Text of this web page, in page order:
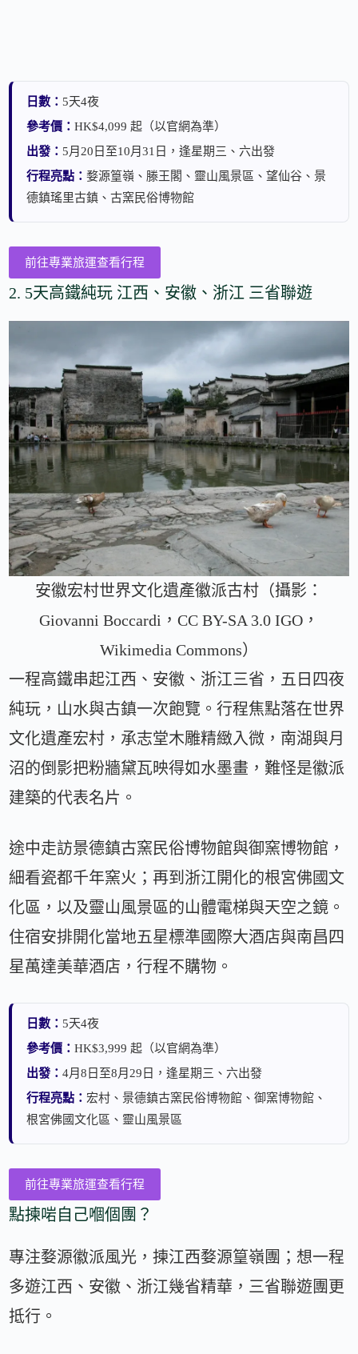
日數： 5天4夜
參考價：HK$4,099 起（以官網為準）
出發： 5月20日至10月31日，逢星期三、六出發
行程亮點：婺源篁嶺、滕王閣、靈山風景區、望仙谷、景
德鎮瑤里古鎮、古窯民俗博物館
前往專業旅運查看行程
2. 5天高鐵純玩 江西、安徽、浙江 三省聯遊
安徽宏村世界文化遺產徽派古村（攝影：
Giovanni Boccardi，CC BY-SA 3.0 IGO，
Wikimedia Commons）
一程高鐵串起江西、安徽、浙江三省，五日四夜
純玩，山水與古鎮一次飽覽。行程焦點落在世界
文化遺產宏村，承志堂木雕精緻入微，南湖與月
沼的倒影把粉牆黛瓦映得如水墨畫，難怪是徽派
建築的代表名片。
途中走訪景德鎮古窯民俗博物館與御窯博物館，
細看瓷都千年窯火；再到浙江開化的根宮佛國文
化區，以及靈山風景區的山體電梯與天空之鏡。
住宿安排開化當地五星標準國際大酒店與南昌四
星萬達美華酒店，行程不購物。
日數： 5天4夜
參考價：HK$3,999 起（以官網為準）
出發：4月8日至8月29日，逢星期三、六出發
行程亮點： 宏村、景德鎮古窯民俗博物館、御窯博物館、
根宮佛國文化區、靈山風景區
前往專業旅運查看行程
點揀啱自己嗰個團？
專注婺源徽派風光，揀江西婺源篁嶺團；想一程
多遊江西、安徽、浙江幾省精華，三省聯遊團更
抵行。